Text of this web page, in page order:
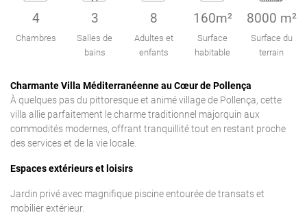
4
Chambres
3
Salles de
bains
8
Adultes et
enfants
160m²
Surface
habitable
8000 m²
Surface du
terrain
Charmante Villa Méditerranéenne au Cœur de Pollença
À quelques pas du pittoresque et animé village de Pollença, cette
villa allie parfaitement le charme traditionnel majorquin aux
commodités modernes, offrant tranquillité tout en restant proche
des services et de la vie locale.
Espaces extérieurs et loisirs
Jardin privé avec magnifique piscine entourée de transats et
mobilier extérieur.